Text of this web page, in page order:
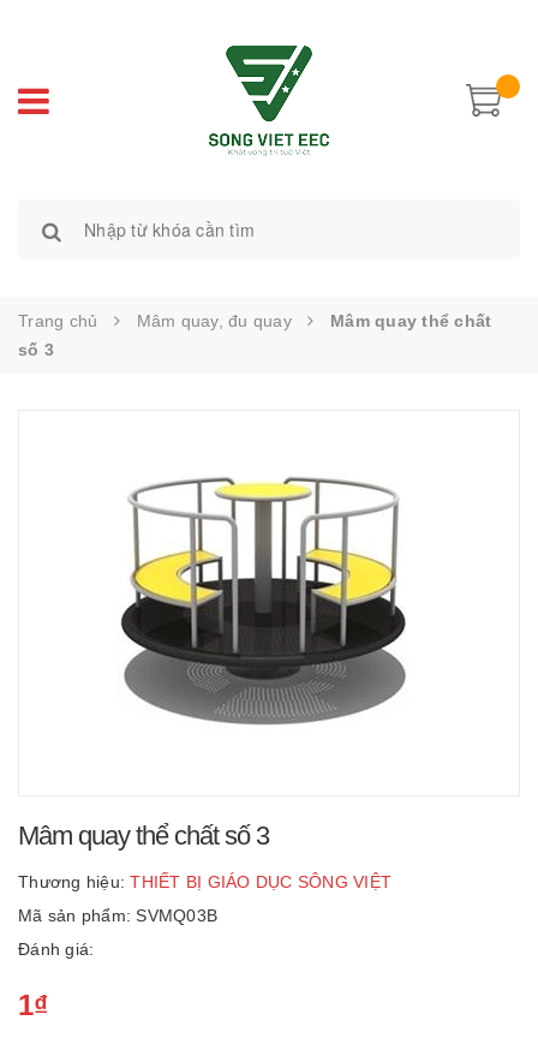
Trang chủ Mâm quay, đu quay
Mâm quay thể chất
số 3
Mâm quay thể chất số 3
Thương hiệu: THIẾT BỊ GIÁO DỤC SÔNG VIỆT
Mã sản phẩm: SVMQ03B
Đánh giá:
1₫